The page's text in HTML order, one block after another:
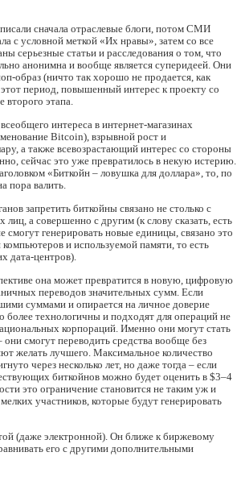
сначала отраслевые блоги, потом СМИ
с условной меткой «Их нравы», затем со все
серьезные статьи и расследования о том, что
анонимна и вообще является суперидеей. Они
образ (ничто так хорошо не продается, как
период, повышенный интерес к проекту со
второго этапа.
интереса в интернет-магазинах
Bitcoin), взрывной рост и
а также всевозрастающий интерес со стороны
сейчас это уже превратилось в некую истерию.
«Биткойн – ловушка для доллара», то, по
пора валить.
запретить биткойны связано не столько с
а совершенно с другим (к слову сказать, есть
генерировать новые единицы, связано это
и используемой памяти, то есть
дата-центров).
она может превратится в новую, цифровую
переводов значительных сумм. Если
суммами и опирается на личное доверие
более технологичны и подходят для операций не
корпораций. Именно они могут стать
смогут переводить средства вообще без
желать лучшего. Максимальное количество
через несколько лет, но даже тогда – если
биткойнов можно будет оценить в $3–4
это ограничение становится не таким уж и
участников, которые будут генерировать
(даже электронной). Он ближе к биржевому
его с другими дополнительными